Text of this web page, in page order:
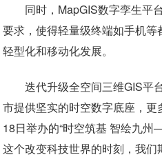
同时，MapGIS数字孪生平
要求，使得轻量级终端如手机
轻型化和移动化发展。
迭代升级全空间三维GIS平
市提供坚实的时空数字底座，
18日举办的“时空筑基 智绘九
这个改变科技世界的时刻，我们